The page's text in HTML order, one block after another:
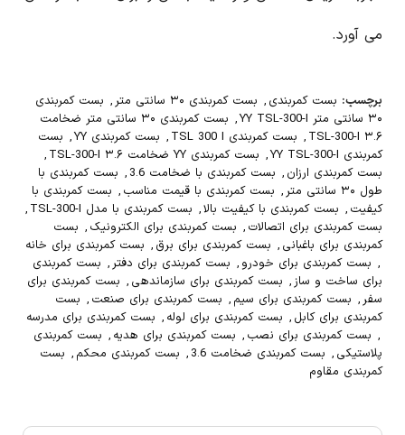
می آورد.
برچسب: بست کمربندی , بست کمربندی ۳۰ سانتی متر , بست کمربندی
۳۰ سانتی متر YY TSL-300-I
,
بست کمربندی ۳۰ سانتی متر ضخامت
۳.۶ TSL-300-I
, بست کمربندی TSL 300 I , بست کمربندی YY , بست
کمربندی YY TSL-300-I
, بست کمربندی YY ضخامت ۳.۶ TSL-300-I
,
بست کمربندی ارزان , بست کمربندی با ضخامت 3.6 , بست کمربندی با
طول ۳۰ سانتی متر
, بست کمربندی با قیمت مناسب , بست کمربندی با
کیفیت , بست کمربندی با کیفیت بالا, بست کمربندی با مدل TSL-300-I
,
بست کمربندی برای اتصالات , بست کمربندی برای الکترونیک , بست
کمربندی برای باغبانی , بست کمربندی برای برق , بست کمربندی برای خانه
, بست کمربندی برای خودرو , بست کمربندی برای دفتر , بست کمربندی
برای ساخت و ساز , بست کمربندی برای سازماندهی , بست کمربندی برای
سفر , بست کمربندی برای سیم , بست کمربندی برای صنعت , بست
کمربندی برای کابل , بست کمربندی برای لوله , بست کمربندی برای مدرسه
, بست کمربندی برای نصب , بست کمربندی برای هدیه , بست کمربندی
پلاستیکی , بست کمربندی ضخامت 3.6 , بست کمربندی محکم , بست
کمربندی مقاوم